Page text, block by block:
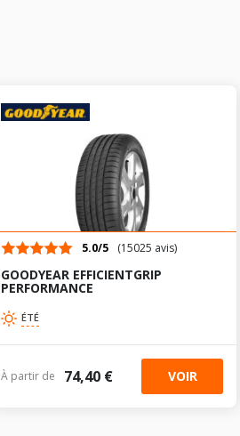
5.0/5 (15025 avis)
GOODYEAR EFFICIENTGRIP
PERFORMANCE
ÉTÉ
À partir de 74,40 € VOIR